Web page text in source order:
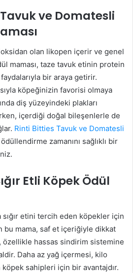
ve Domatesli
olan likopen içerir ve genel
maması, taze tavuk etinin protein
bir araya getirir.
köpeğinizin favorisi olmaya
diş yüzeyindeki plakları
içerdiği doğal bileşenlerle de
Rinti Bitties Tavuk ve Domatesli
zamanını sağlıklı bir
Etli Köpek Ödül
etini tercih eden köpekler için
bu mama, saf et içeriğiyle dikkat
özellikle hassas sindirim sistemine
Daha az yağ içermesi, kilo
sahipleri için bir avantajdır.